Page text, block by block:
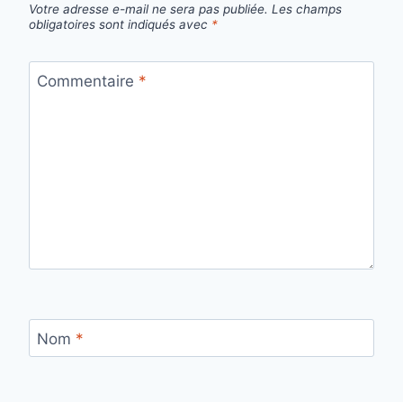
Votre adresse e-mail ne sera pas publiée. Les champs
obligatoires sont indiqués avec *
Commentaire *
Nom *